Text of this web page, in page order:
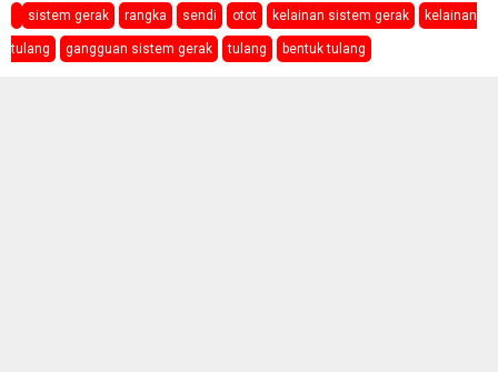
sistem gerak rangka sendi otot kelainan sistem gerak kelainan
tulang gangguan sistem gerak tulang bentuk tulang